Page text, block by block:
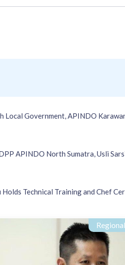
Local Government, APINDO
APINDO North Sumatra, Usli
Holds Technical Training and Chef